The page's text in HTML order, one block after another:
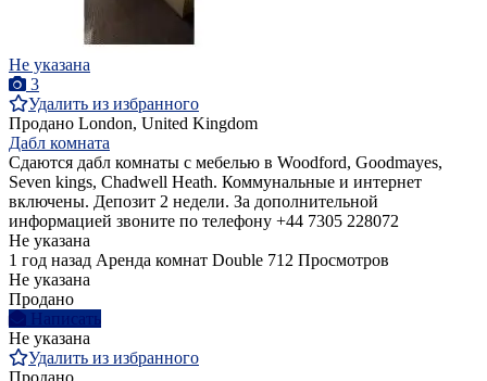
Не указана
3
Удалить из избранного
Продано London, United Kingdom
Дабл комната
Сдаются дабл комнаты с мебелью в Woodford, Goodmayes,
Seven kings, Chadwell Heath. Коммунальные и интернет
включены. Депозит 2 недели. За дополнительной
информацией звоните по телефону +44 7305 228072
Не указана
1 год назад Аренда комнат Double 712 Просмотров
Не указана
Продано
Написать
Не указана
Удалить из избранного